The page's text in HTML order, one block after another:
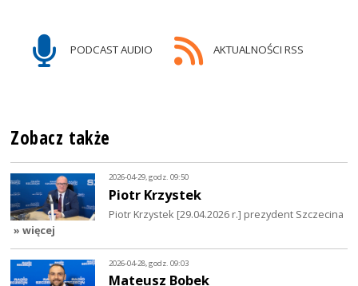
PODCAST AUDIO AKTUALNOŚCI RSS
Zobacz także
2026-04-29, godz. 09:50
Piotr Krzystek
Piotr Krzystek [29.04.2026 r.] prezydent Szczecina
» więcej
2026-04-28, godz. 09:03
Mateusz Bobek